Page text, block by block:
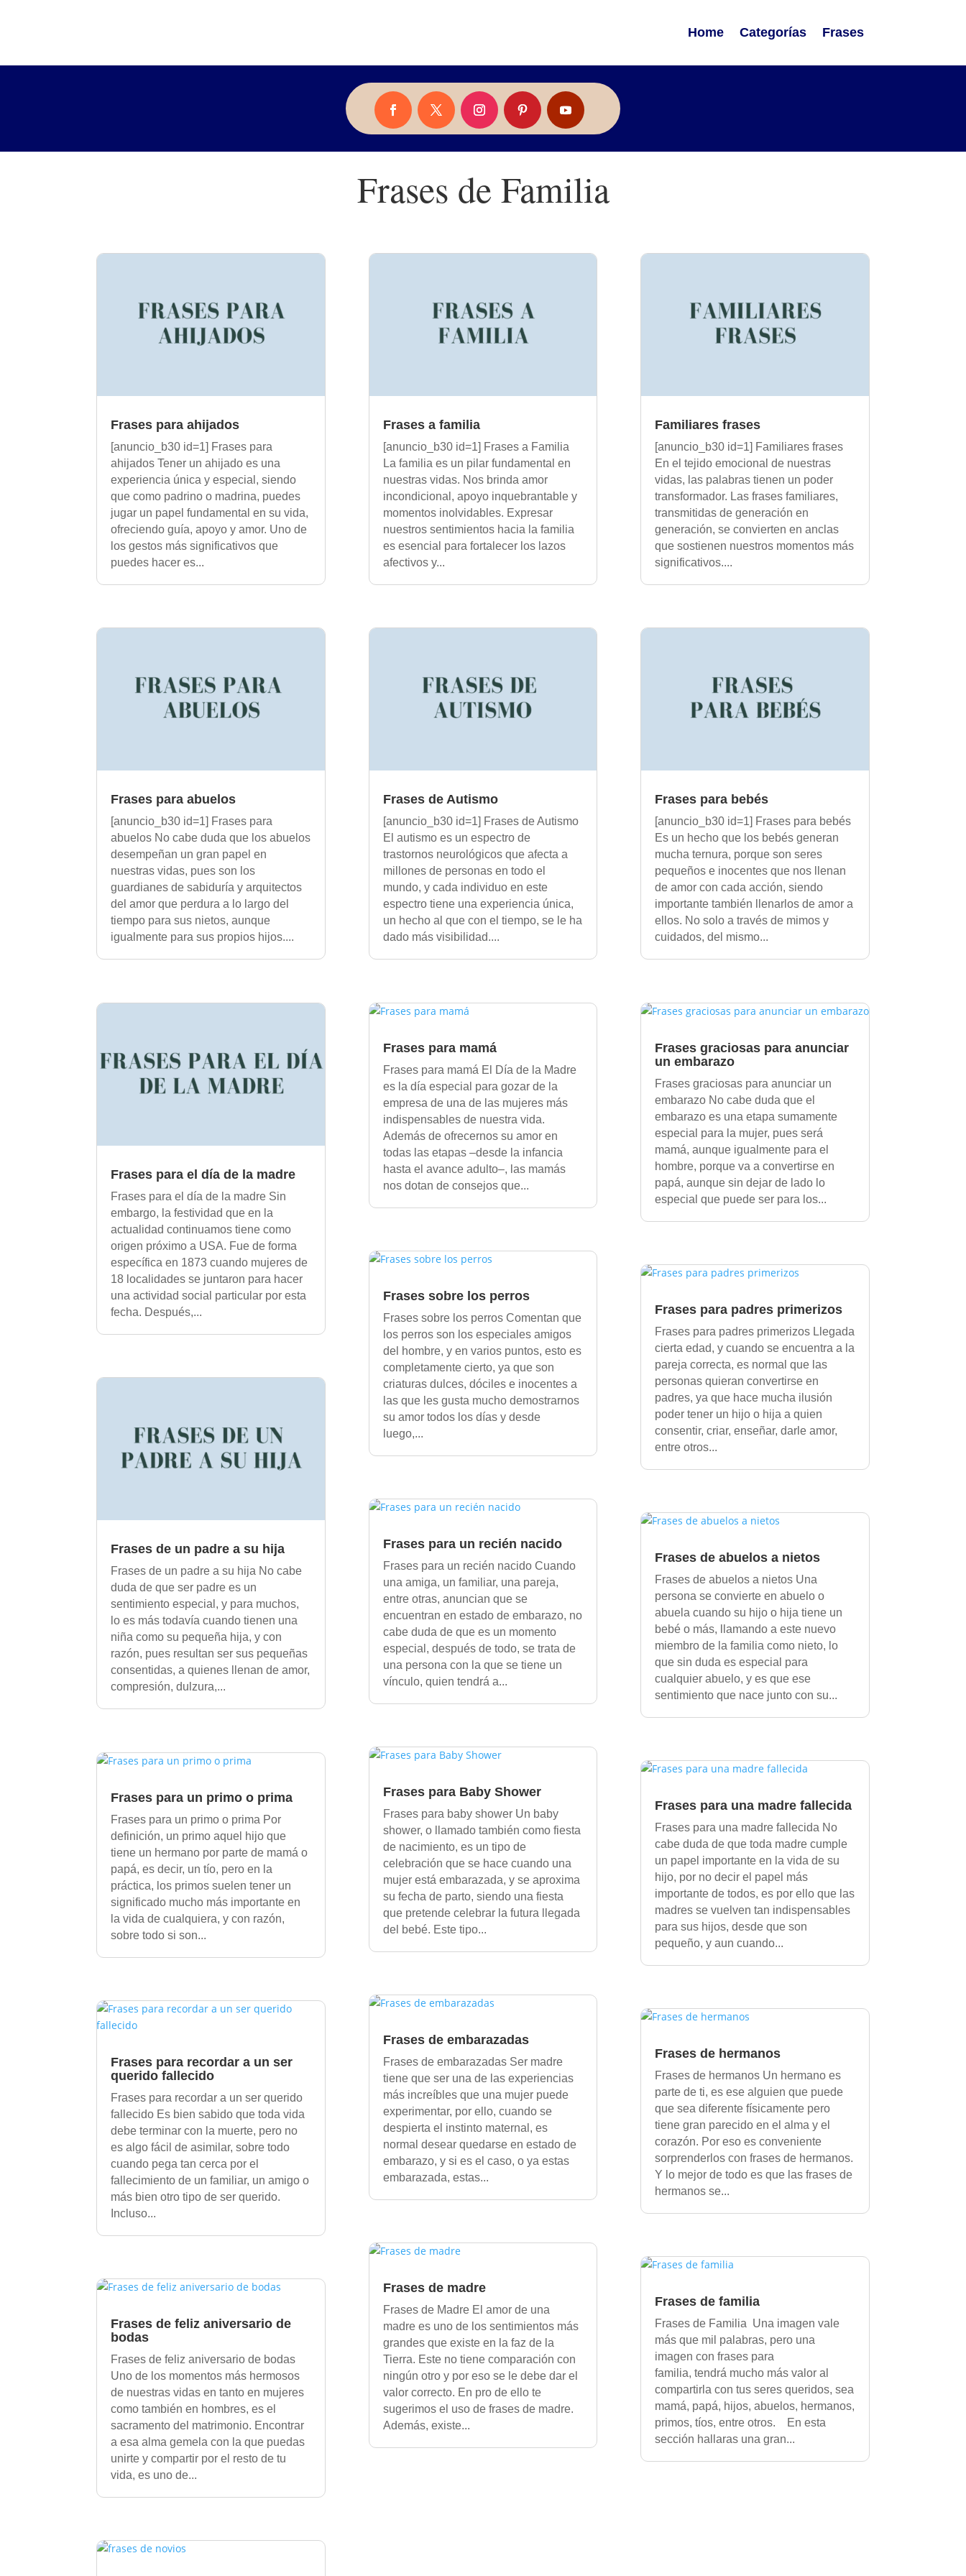
Home Categorías Frases
Frases de Familia
Frases para ahijados
[anuncio_b30 id=1] Frases para
ahijados Tener un ahijado es una
experiencia única y especial, siendo
que como padrino o madrina, puedes
jugar un papel fundamental en su vida,
ofreciendo guía, apoyo y amor. Uno de
los gestos más significativos que
puedes hacer es...
Frases para abuelos
[anuncio_b30 id=1] Frases para
abuelos No cabe duda que los abuelos
desempeñan un gran papel en
nuestras vidas, pues son los
guardianes de sabiduría y arquitectos
del amor que perdura a lo largo del
tiempo para sus nietos, aunque
igualmente para sus propios hijos....
Frases para el día de la madre
Frases para el día de la madre Sin
embargo, la festividad que en la
actualidad continuamos tiene como
origen próximo a USA. Fue de forma
específica en 1873 cuando mujeres de
18 localidades se juntaron para hacer
una actividad social particular por esta
fecha. Después,...
Frases de un padre a su hija
Frases de un padre a su hija No cabe
duda de que ser padre es un
sentimiento especial, y para muchos,
lo es más todavía cuando tienen una
niña como su pequeña hija, y con
razón, pues resultan ser sus pequeñas
consentidas, a quienes llenan de amor,
compresión, dulzura,...
Frases para un primo o prima
Frases para un primo o prima Por
definición, un primo aquel hijo que
tiene un hermano por parte de mamá o
papá, es decir, un tío, pero en la
práctica, los primos suelen tener un
significado mucho más importante en
la vida de cualquiera, y con razón,
sobre todo si son...
Frases para recordar a un ser
querido fallecido
Frases para recordar a un ser querido
fallecido Es bien sabido que toda vida
debe terminar con la muerte, pero no
es algo fácil de asimilar, sobre todo
cuando pega tan cerca por el
fallecimiento de un familiar, un amigo o
más bien otro tipo de ser querido.
Incluso...
Frases de feliz aniversario de
bodas
Frases de feliz aniversario de bodas
Uno de los momentos más hermosos
de nuestras vidas en tanto en mujeres
como también en hombres, es el
sacramento del matrimonio. Encontrar
a esa alma gemela con la que puedas
unirte y compartir por el resto de tu
vida, es uno de...
Frases a familia
[anuncio_b30 id=1] Frases a Familia
La familia es un pilar fundamental en
nuestras vidas. Nos brinda amor
incondicional, apoyo inquebrantable y
momentos inolvidables. Expresar
nuestros sentimientos hacia la familia
es esencial para fortalecer los lazos
afectivos y...
Frases de Autismo
[anuncio_b30 id=1] Frases de Autismo
El autismo es un espectro de
trastornos neurológicos que afecta a
millones de personas en todo el
mundo, y cada individuo en este
espectro tiene una experiencia única,
un hecho al que con el tiempo, se le ha
dado más visibilidad....
Frases para mamá
Frases para mamá El Día de la Madre
es la día especial para gozar de la
empresa de una de las mujeres más
indispensables de nuestra vida.
Además de ofrecernos su amor en
todas las etapas –desde la infancia
hasta el avance adulto–, las mamás
nos dotan de consejos que...
Frases sobre los perros
Frases sobre los perros Comentan que
los perros son los especiales amigos
del hombre, y en varios puntos, esto es
completamente cierto, ya que son
criaturas dulces, dóciles e inocentes a
las que les gusta mucho demostrarnos
su amor todos los días y desde
luego,...
Frases para un recién nacido
Frases para un recién nacido Cuando
una amiga, un familiar, una pareja,
entre otras, anuncian que se
encuentran en estado de embarazo, no
cabe duda de que es un momento
especial, después de todo, se trata de
una persona con la que se tiene un
vínculo, quien tendrá a...
Frases para Baby Shower
Frases para baby shower Un baby
shower, o llamado también como fiesta
de nacimiento, es un tipo de
celebración que se hace cuando una
mujer está embarazada, y se aproxima
su fecha de parto, siendo una fiesta
que pretende celebrar la futura llegada
del bebé. Este tipo...
Frases de embarazadas
Frases de embarazadas Ser madre
tiene que ser una de las experiencias
más increíbles que una mujer puede
experimentar, por ello, cuando se
despierta el instinto maternal, es
normal desear quedarse en estado de
embarazo, y si es el caso, o ya estas
embarazada, estas...
Frases de madre
Frases de Madre El amor de una
madre es uno de los sentimientos más
grandes que existe en la faz de la
Tierra. Este no tiene comparación con
ningún otro y por eso se le debe dar el
valor correcto. En pro de ello te
sugerimos el uso de frases de madre.
Además, existe...
Familiares frases
[anuncio_b30 id=1] Familiares frases
En el tejido emocional de nuestras
vidas, las palabras tienen un poder
transformador. Las frases familiares,
transmitidas de generación en
generación, se convierten en anclas
que sostienen nuestros momentos más
significativos....
Frases para bebés
[anuncio_b30 id=1] Frases para bebés
Es un hecho que los bebés generan
mucha ternura, porque son seres
pequeños e inocentes que nos llenan
de amor con cada acción, siendo
importante también llenarlos de amor a
ellos. No solo a través de mimos y
cuidados, del mismo...
Frases graciosas para anunciar
un embarazo
Frases graciosas para anunciar un
embarazo No cabe duda que el
embarazo es una etapa sumamente
especial para la mujer, pues será
mamá, aunque igualmente para el
hombre, porque va a convertirse en
papá, aunque sin dejar de lado lo
especial que puede ser para los...
Frases para padres primerizos
Frases para padres primerizos Llegada
cierta edad, y cuando se encuentra a la
pareja correcta, es normal que las
personas quieran convertirse en
padres, ya que hace mucha ilusión
poder tener un hijo o hija a quien
consentir, criar, enseñar, darle amor,
entre otros...
Frases de abuelos a nietos
Frases de abuelos a nietos Una
persona se convierte en abuelo o
abuela cuando su hijo o hija tiene un
bebé o más, llamando a este nuevo
miembro de la familia como nieto, lo
que sin duda es especial para
cualquier abuelo, y es que ese
sentimiento que nace junto con su...
Frases para una madre fallecida
Frases para una madre fallecida No
cabe duda de que toda madre cumple
un papel importante en la vida de su
hijo, por no decir el papel más
importante de todos, es por ello que las
madres se vuelven tan indispensables
para sus hijos, desde que son
pequeño, y aun cuando...
Frases de hermanos
Frases de hermanos Un hermano es
parte de ti, es ese alguien que puede
que sea diferente físicamente pero
tiene gran parecido en el alma y el
corazón. Por eso es conveniente
sorprenderlos con frases de hermanos.
Y lo mejor de todo es que las frases de
hermanos se...
Frases de familia
Frases de Familia Una imagen vale
más que mil palabras, pero una
imagen con frases para
familia, tendrá mucho más valor al
compartirla con tus seres queridos, sea
mamá, papá, hijos, abuelos, hermanos,
primos, tíos, entre otros. En esta
sección hallaras una gran...